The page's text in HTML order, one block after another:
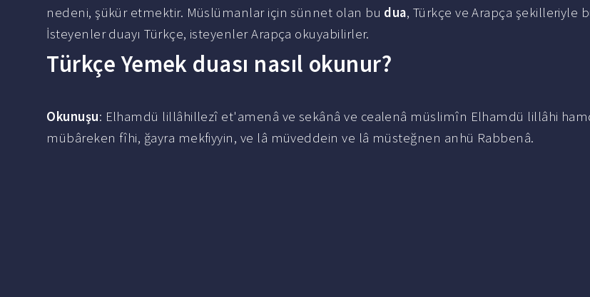
nedeni, şükür etmektir. Müslümanlar için sünnet olan bu dua, Türkçe ve Arapça şekilleriyle
İsteyenler duayı Türkçe, isteyenler Arapça okuyabilirler.
Türkçe Yemek duası nasıl okunur?
Okunuşu: Elhamdü lillâhillezî et'amenâ ve sekânâ ve cealenâ müslimîn Elhamdü lillâhi
mübâreken fîhi, ğayra mekfiyyin, ve lâ müveddein ve lâ müsteğnen anhü Rabbenâ.